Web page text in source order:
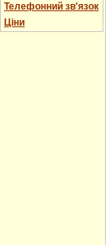
Телефонний зв'язок
Ціни